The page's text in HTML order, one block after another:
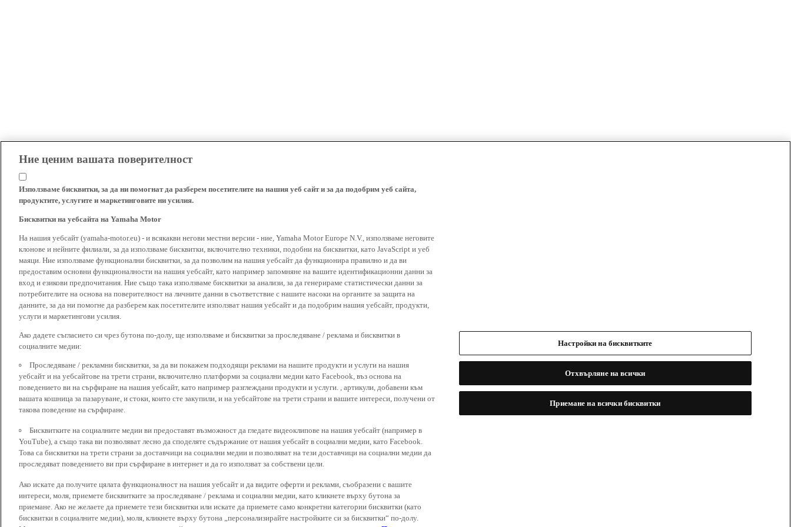
Ние ценим вашата поверителност
Използваме бисквитки, за да ни помогнат да разберем посетителите на нашия уеб сайт и за да подобрим уеб сайта,
продуктите, услугите и маркетинговите ни усилия.
Бисквитки на уебсайта на Yamaha Motor
На нашия уебсайт (yamaha-motor.eu) - и всякакви негови местни версии - ние, Yamaha Motor Europe N.V., използваме неговите
клонове и нейните филиали, за да използваме бисквитки, включително техники, подобни на бисквитки, като JavaScript и уеб
маяци. Ние използваме функционални бисквитки, за да позволим на нашия уебсайт да функционира правилно и да ви
предоставим основни функционалности на нашия уебсайт, като например запомняне на вашите идентификационни данни за
вход и езикови предпочитания. Ние също така използваме бисквитки за анализи, за да генерираме статистически данни за
потребителите на основа на поверителност на личните данни в съответствие с нашите насоки на органите за защита на
данните, за да ни помогне да разберем как посетителите използват нашия уебсайт и да подобрим нашия уебсайт, продукти,
услуги и маркетингови усилия.
Ако дадете съгласието си чрез бутона по-долу, ще използваме и бисквитки за проследяване / реклама и бисквитки в
социалните медии:
Проследяване / рекламни бисквитки, за да ви покажем подходящи реклами на нашите продукти и услуги на нашия
уебсайт и на уебсайтове на трети страни, включително платформи за социални медии като Facebook, въз основа на
поведението ви на сърфиране на нашия уебсайт, като например разглеждани продукти и услуги. , артикули, добавени към
вашата кошница за пазаруване, и стоки, които сте закупили, и на уебсайтове на трети страни и вашите интереси, получени от
такова поведение на сърфиране.
Бисквитките на социалните медии ви предоставят възможност да гледате видеоклипове на нашия уебсайт (например в
YouTube), а също така ви позволяват лесно да споделяте съдържание от нашия уебсайт в социални медии, като Facebook.
Това са бисквитки на трети страни за доставчици на социални медии и позволяват на тези доставчици на социални медии да
проследяват поведението ви при сърфиране в интернет и да го използват за собствени цели.
Ако искате да получите цялата функционалност на нашия уебсайт и да видите оферти и реклами, съобразени с вашите
интереси, моля, приемете бисквитките за проследяване / реклама и социални медии, като кликнете върху бутона за
приемане. Ако не желаете да приемете тези бисквитки или искате да приемете само конкретни категории бисквитки (като
бисквитки в социалните медии), моля, кликнете върху бутона „персонализирайте настройките си за бисквитки“ по-долу.
Настройки на бисквитките
Отхвърляне на всички
Приемане на всички бисквитки